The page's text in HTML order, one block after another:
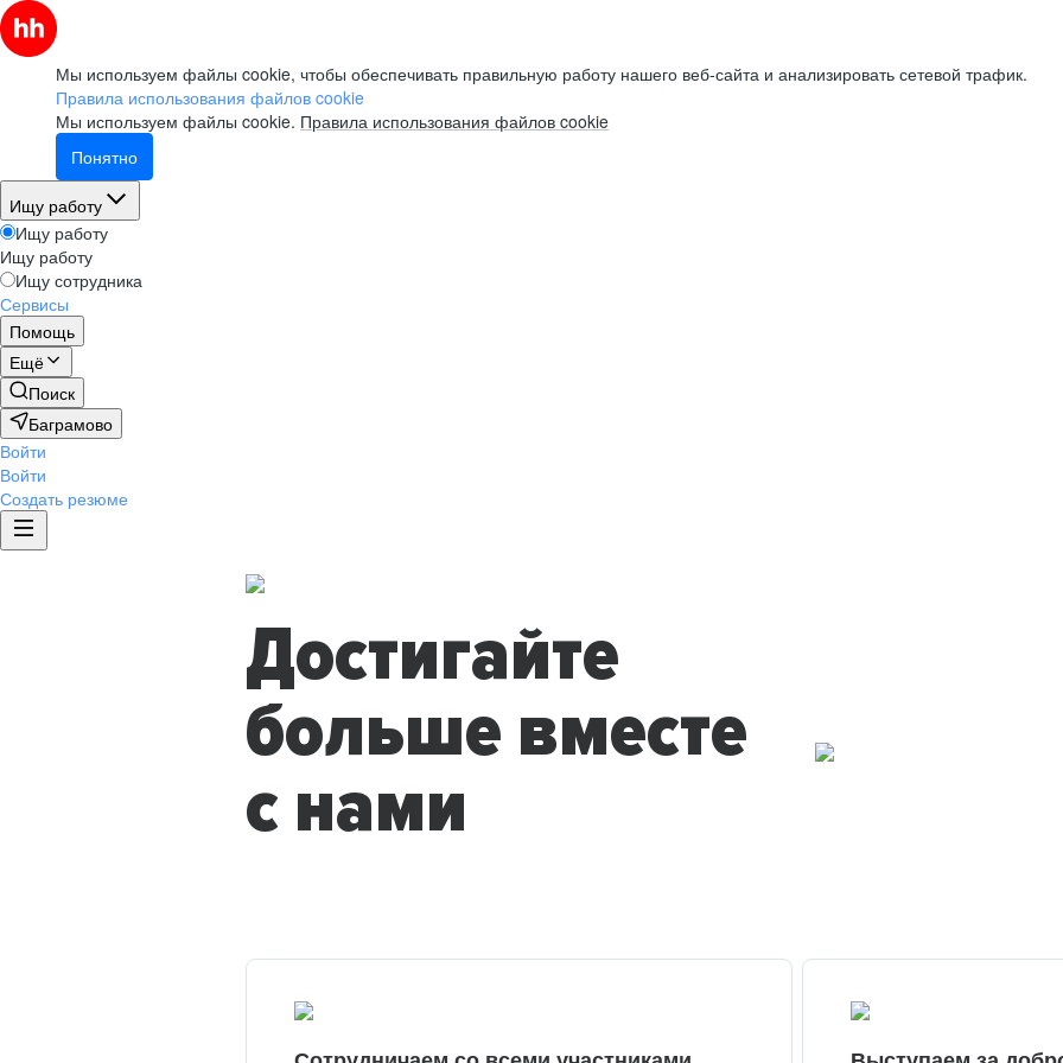
Мы используем файлы cookie, чтобы обеспечивать правильную работу нашего веб-сайта и анализировать сетевой трафик.
Правила использования файлов cookie
Мы используем файлы cookie. Правила использования файлов cookie
Понятно
Ищу работу
Ищу работу
Ищу работу
Ищу сотрудника
Сервисы
Помощь
Ещё
Поиск
Баграмово
Войти
Войти
Создать резюме
Достигайте
больше вместе
с нами